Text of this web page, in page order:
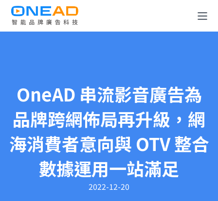
廣告規劃與投放平台
關於 OneAD
知識與媒體中心
成為合作夥伴
OneAD 串流影音廣告為
品牌跨網佈局再升級，網
海消費者意向與 OTV 整合
數據運用一站滿足
2022-12-20